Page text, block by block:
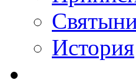
История